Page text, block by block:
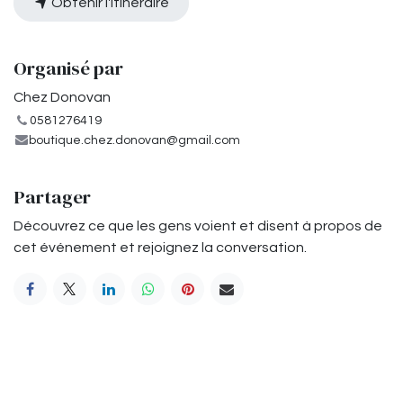
Obtenir l'itinéraire
Organisé par
Chez Donovan
0581276419
boutique.chez.donovan@gmail.com
Partager
Découvrez ce que les gens voient et disent à propos de
cet événement et rejoignez la conversation.